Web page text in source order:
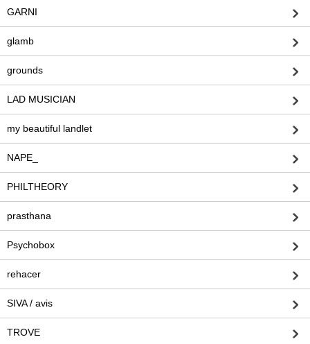
GARNI
glamb
grounds
LAD MUSICIAN
my beautiful landlet
NAPE_
PHILTHEORY
prasthana
Psychobox
rehacer
SIVA / avis
TROVE